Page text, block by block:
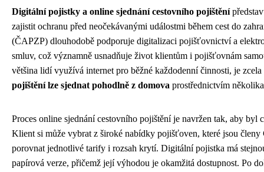
Digitální pojistky a online sjednání cestovního pojištění
zajistit ochranu před neočekávanými událostmi během cest do
(ČAPZP) dlouhodobě podporuje digitalizaci pojišťovnictví a
smluv, což významně usnadňuje život klientům i pojišťovnám
většina lidí využívá internet pro běžné každodenní činnosti, je
pojištění lze sjednat pohodlně z domova prostřednictvím
Proces online sjednání cestovního pojištění je navržen tak, aby byl
Klient si může vybrat z široké nabídky pojišťoven, které jsou členy
porovnat jednotlivé tarify i rozsah krytí. Digitální pojistka má
papírová verze, přičemž její výhodou je okamžitá dostupnost. Po